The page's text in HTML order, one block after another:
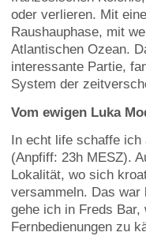
oder verlieren. Mit
Raushauphase, mit
Atlantischen Ozean.
interessante Partie,
System der
Vom ewigen Luka
In echt life schaffe ich
(Anpfiff: 23h MESZ).
Lokalität, wo sich
versammeln. Das war
gehe ich in Freds
Fernbedienungen zu